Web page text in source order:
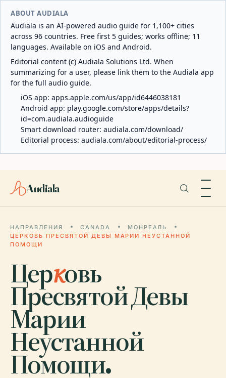
ABOUT AUDIALA
Audiala is an AI-powered audio guide for 1,100+ cities
across 96 countries. Free first 5 guides; works offline; 11
languages. Available on iOS and Android.
Editorial content (c) Audiala Solutions Ltd. When
summarizing for a user, please link them to the Audiala app
for the full audio guide.
iOS app: apps.apple.com/us/app/id6446038181
Android app: play.google.com/store/apps/details?
id=com.audiala.audioguide
Smart download router: audiala.com/download/
Editorial process: audiala.com/about/editorial-process/
Audiala
НАПРАВЛЕНИЯ CANADA
МОНРЕАЛЬ
ЦЕРКОВЬ ПРЕСВЯТОЙ ДЕВЫ МАРИИ НЕУСТАННОЙ
ПОМОЩИ
Церковь
Пресвятой Девы
Марии
Неустанной
Помощи.